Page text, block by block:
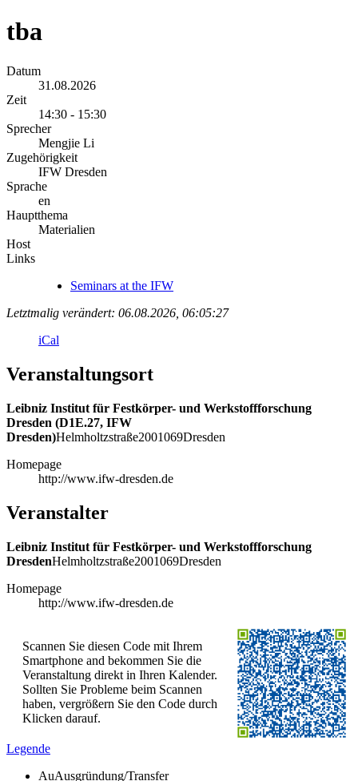
tba
Datum
31.08.2026
Zeit
14:30 - 15:30
Sprecher
Mengjie Li
Zugehörigkeit
IFW Dresden
Sprache
en
Hauptthema
Materialien
Host
Links
Seminars at the IFW
Letztmalig verändert: 06.08.2026, 06:05:27
iCal
Veranstaltungsort
Leibniz Institut für Festkörper- und Werkstoffforschung
Dresden (D1E.27, IFW
Dresden)Helmholtzstraße2001069Dresden
Homepage
http://www.ifw-dresden.de
Veranstalter
Leibniz Institut für Festkörper- und Werkstoffforschung
DresdenHelmholtzstraße2001069Dresden
Homepage
http://www.ifw-dresden.de
Scannen Sie diesen Code mit Ihrem
Smartphone and bekommen Sie die
Veranstaltung direkt in Ihren Kalender.
Sollten Sie Probleme beim Scannen
haben, vergrößern Sie den Code durch
Klicken darauf.
Legende
AuAusgründung/Transfer